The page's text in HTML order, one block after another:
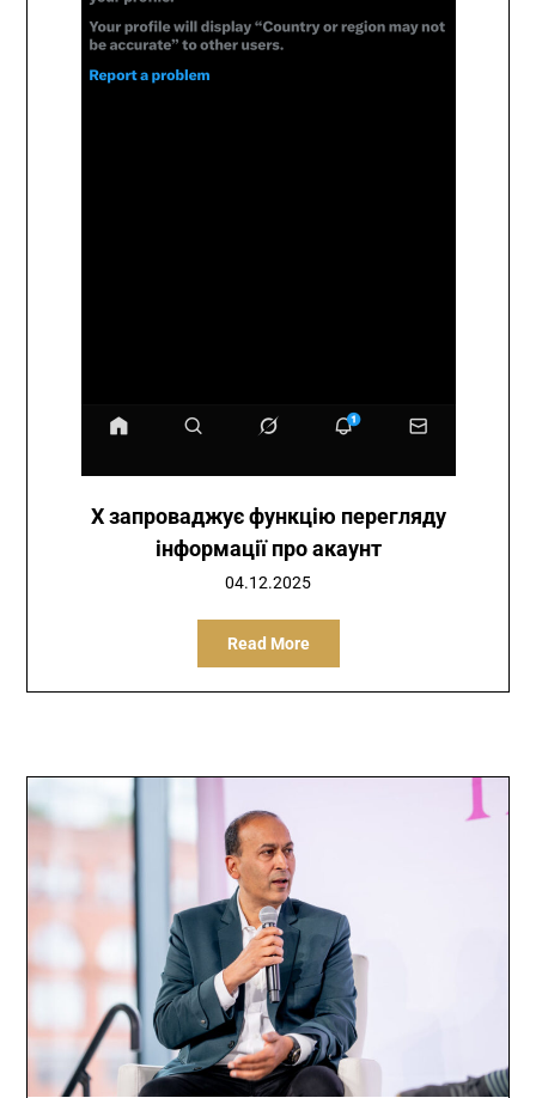
X запроваджує функцію перегляду
інформації про акаунт
04.12.2025
Read More